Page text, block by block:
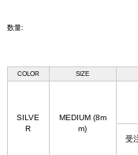
数量:
COLOR SIZE
SILVE
R
MEDIUM (8m
m)
受